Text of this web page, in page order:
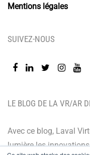
LE BLOG DE LA VR/AR
Avec ce blog, Laval
lumière les
Mentions légales
SUIVEZ-NOUS